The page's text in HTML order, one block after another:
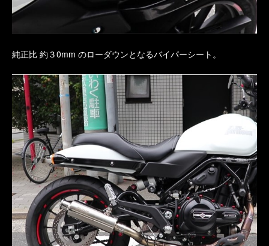
純正比 約３0mm のローダウンとなるバイパーシート。